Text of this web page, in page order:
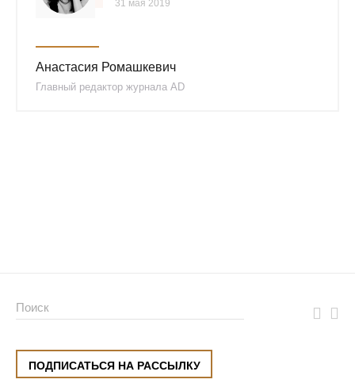
31 мая 2019
Анастасия Ромашкевич
Главный редактор журнала AD
ПОДПИСАТЬСЯ НА РАССЫЛКУ